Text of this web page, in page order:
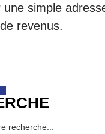
simple
revenus.